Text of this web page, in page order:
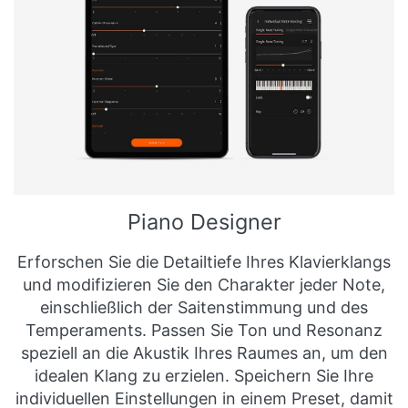
Piano Designer
Erforschen Sie die Detailtiefe Ihres Klavierklangs
und modifizieren Sie den Charakter jeder Note,
einschließlich der Saitenstimmung und des
Temperaments. Passen Sie Ton und Resonanz
speziell an die Akustik Ihres Raumes an, um den
idealen Klang zu erzielen. Speichern Sie Ihre
individuellen Einstellungen in einem Preset, damit